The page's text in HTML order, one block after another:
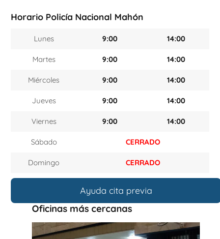
Horario Policía Nacional Mahón
Lunes 9:00 14:00
Martes 9:00 14:00
Miércoles 9:00 14:00
Jueves 9:00 14:00
Viernes 9:00 14:00
Sábado CERRADO
Domingo CERRADO
Ayuda cita previa
Oficinas más cercanas